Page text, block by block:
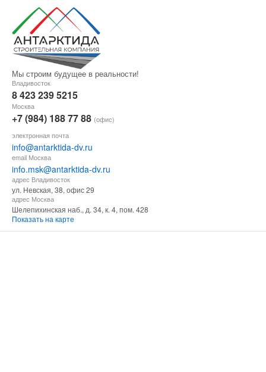
Мы строим будущее в реальности!
Владивосток
8 423 239 5215
Москва
+7 (984) 188 77 88 (офис)
электронная почта
info@antarktida-dv.ru
email Москва
info.msk@antarktida-dv.ru
адрес Владивосток
ул. Невская, 38, офис 29
адрес Москва
Шелепихинская наб., д. 34, к. 4, пом. 428
Показать на карте